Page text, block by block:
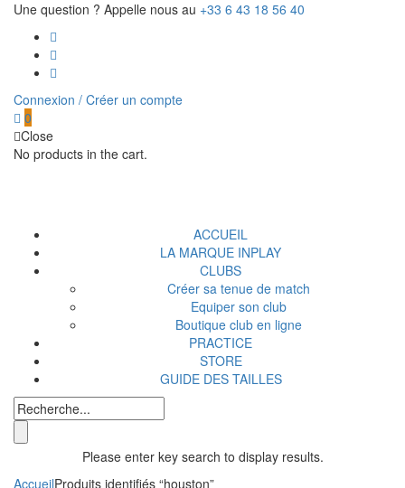
Une question ? Appelle nous au +33 6 43 18 56 40
Connexion / Créer un compte
0
Close
No products in the cart.
ACCUEIL
LA MARQUE INPLAY
CLUBS
Créer sa tenue de match
Equiper son club
Boutique club en ligne
PRACTICE
STORE
GUIDE DES TAILLES
Please enter key search to display results.
AccueilProduits identifiés “houston”